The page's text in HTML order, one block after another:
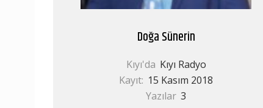
Doğa Sünerin
Kıyı'da Kıyı Radyo
Kayıt: 15 Kasım 2018
Yazılar 3